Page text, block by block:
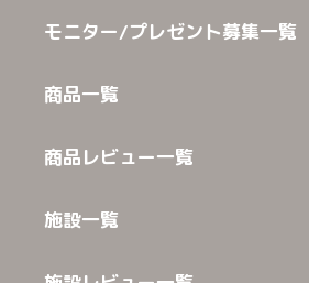
モニター/プレゼント募集一覧
商品一覧
商品レビュー一覧
施設一覧